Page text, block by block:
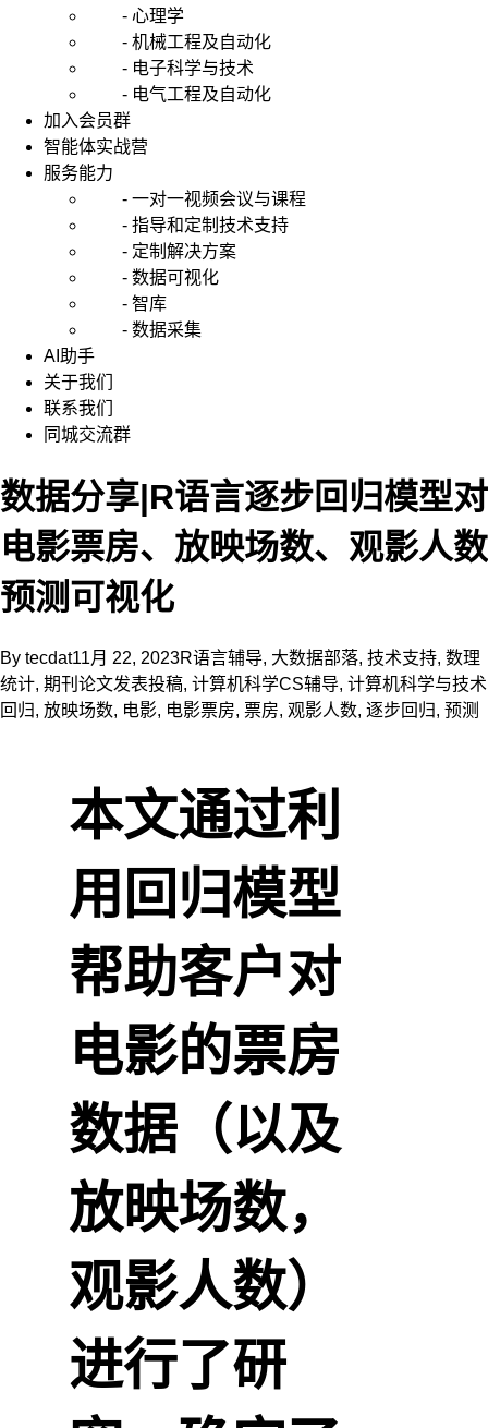
- 心理学
- 机械工程及自动化
- 电子科学与技术
- 电气工程及自动化
加入会员群
智能体实战营
服务能力
- 一对一视频会议与课程
- 指导和定制技术支持
- 定制解决方案
- 数据可视化
- 智库
- 数据采集
AI助手
关于我们
联系我们
同城交流群
数据分享|R语言逐步回归模型对
电影票房、放映场数、观影人数
预测可视化
By tecdat11月 22, 2023R语言辅导, 大数据部落, 技术支持, 数理
统计, 期刊论文发表投稿, 计算机科学CS辅导, 计算机科学与技术
回归, 放映场数, 电影, 电影票房, 票房, 观影人数, 逐步回归, 预测
本文通过利
用回归模型
帮助客户对
电影的票房
数据（以及
放映场数，
观影人数）
进行了研